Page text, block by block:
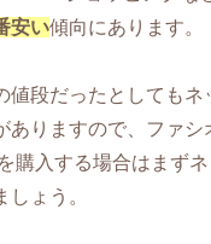
安い傾向にあります。
値段だったとしてもネ
ありますので、ファシ
購入する場合はまず
ょう。